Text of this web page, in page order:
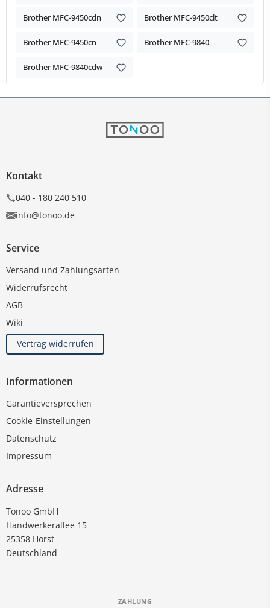
Brother MFC-9450cdn Brother MFC-9450clt
Brother MFC-9450cn Brother MFC-9840
Brother MFC-9840cdw
Kontakt
040 - 180 240 510
info@tonoo.de
Service
Versand und Zahlungsarten
Widerrufsrecht
AGB
Wiki
Vertrag widerrufen
Informationen
Garantieversprechen
Cookie-Einstellungen
Datenschutz
Impressum
Adresse
Tonoo GmbH
Handwerkerallee 15
25358 Horst
Deutschland
ZAHLUNG